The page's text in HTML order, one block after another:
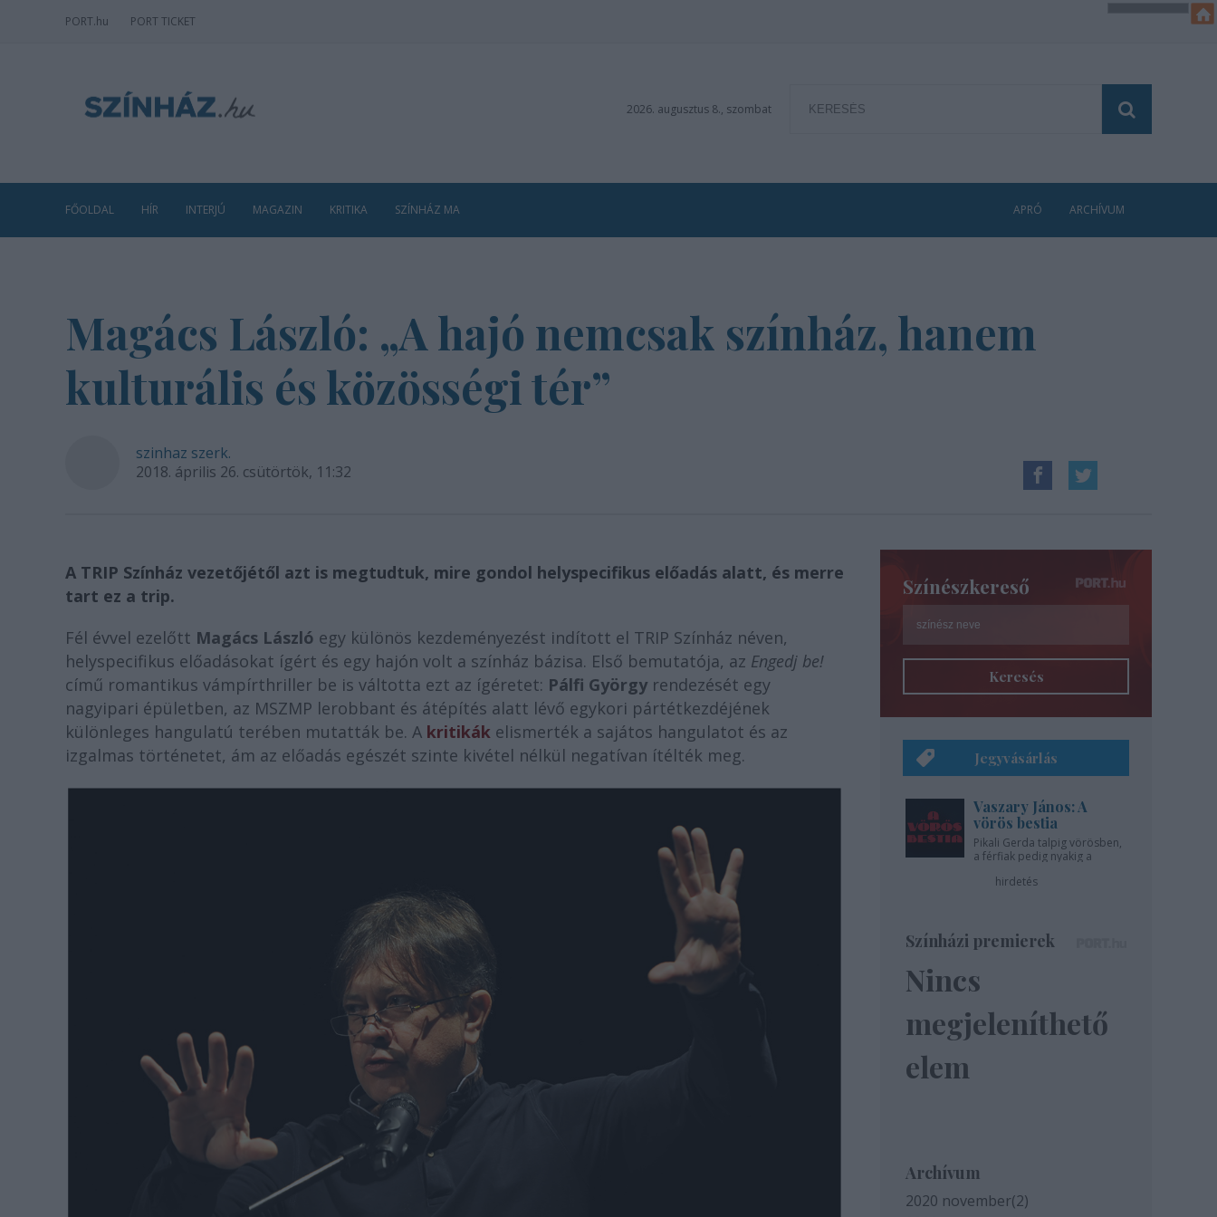
PORT.hu PORT TICKET
2026. augusztus 8., szombat
FŐOLDAL HÍR INTERJÚ MAGAZIN KRITIKA SZÍNHÁZ MA APRÓ ARCHÍVUM
Magács László: „A hajó nemcsak színház, hanem
kulturális és közösségi tér”
szinhaz szerk.
2018. április 26. csütörtök, 11:32
A TRIP Színház vezetőjétől azt is megtudtuk, mire gondol helyspecifikus előadás alatt, és merre
tart ez a trip.
Fél évvel ezelőtt Magács László egy különös kezdeményezést indított el TRIP Színház néven,
helyspecifikus előadásokat ígért és egy hajón volt a színház bázisa. Első bemutatója, az Engedj be!
című romantikus vámpírthriller be is váltotta ezt az ígéretet: Pálfi György rendezését egy
nagyipari épületben, az MSZMP lerobbant és átépítés alatt lévő egykori pártétkezdéjének
különleges hangulatú terében mutatták be. A kritikák elismerték a sajátos hangulatot és az
izgalmas történetet, ám az előadás egészét szinte kivétel nélkül negatívan ítélték meg.
Színészkereső
Keresés
Jegyvásárlás
Vaszary János: A
vörös bestia
Pikali Gerda talpig vörösben,
a férfiak pedig nyakig a
hirdetés
Színházi premierek
Nincs
megjeleníthető
elem
Archívum
2020 november(2)